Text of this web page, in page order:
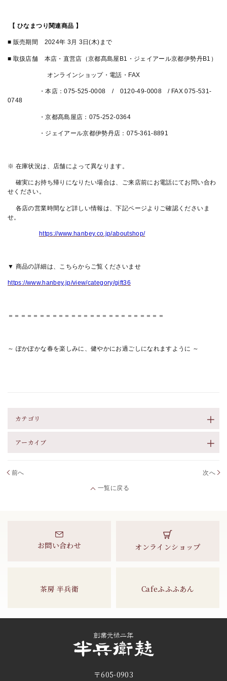
【 ひなまつり関連商品 】
■ 販売期間 2024年 3月 3日(木)まで
■ 取扱店舗 本店・直営店（京都髙島屋B1・ジェイアール京都伊勢丹B1）
オンラインショップ・電話・FAX
・本店：075-525-0008 / 0120-49-0008 / FAX 075-531-
0748
・京都髙島屋店：075-252-0364
・ジェイアール京都伊勢丹店：075-361-8891
※ 在庫状況は、店舗によって異なります。
確実にお持ち帰りになりたい場合は、ご来店前にお電話にてお問い合わ
せください。
各店の営業時間など詳しい情報は、下記ページよりご確認くださいま
せ。
https://www.hanbey.co.jp/aboutshop/
▼ 商品の詳細は、こちらからご覧くださいませ
https://www.hanbey.jp/view/category/gift36
＝＝＝＝＝＝＝＝＝＝＝＝＝＝＝＝＝＝＝＝＝＝＝＝＝
～ ぽかぽかな春を楽しみに、健やかにお過ごしになれますように ～
カテゴリ
アーカイブ
前へ
一覧に戻る
次へ
お問い合わせ オンラインショップ
茶房 半兵衛 Cafeふふふあん
〒605-0903